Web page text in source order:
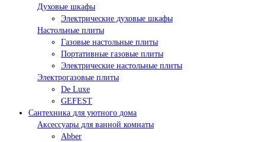
Духовые шкафы
Электрические духовые шкафы
Настольные плиты
Газовые настольные плиты
Портативные газовые плиты
Электрические настольные плиты
Электрогазовые плиты
De Luxe
GEFEST
Сантехника для уютного дома
Аксессуары для ванной комнаты
Abber